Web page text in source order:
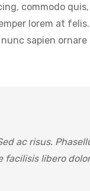
commodo
lorem at
sapien
ac risus.
libero